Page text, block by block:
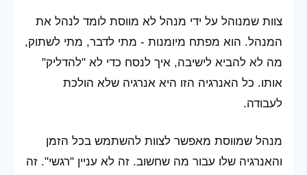
צוות שמנוהל על ידי מנהל לא מווסת לומד לנהל את
המנהל. הוא מפתח מיומנות - מתי לדבר, מתי לשתוק,
מה לא להביא לישיבה, איך לנסח כדי לא "להדליק"
אותו. כל האנרגיה הזו היא אנרגיה שלא הולכת
לעבודה.
מנהל שמווסת מאפשר לצוות להשתמש בכל הזמן
והאנרגיה שלו עבור מה שחשוב. זה לא עניין "רגשי". זה